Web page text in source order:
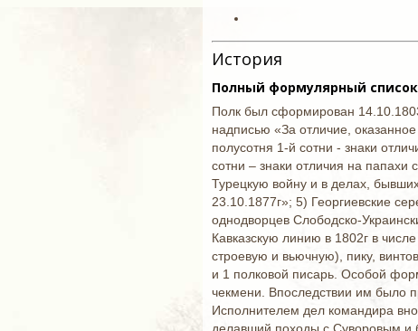
История
Полный формулярный список
Полк был сформирован
надписью «За отличие,
полусотня 1-й сотни - знаки
сотни – знаки отличия на папахи
Турецкую войну и в делах,
23.10.1877г»; 5) Георгиевские
однодворцев Слободско-
Кавказскую линию в 1802г в
строевую и вьючную), пику,
и 1 полковой писарь. Особой
чекмени. Впоследствии им было
Исполнителем дел командира